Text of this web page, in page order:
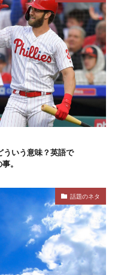
ういう意味？英語で
。
話題のネタ